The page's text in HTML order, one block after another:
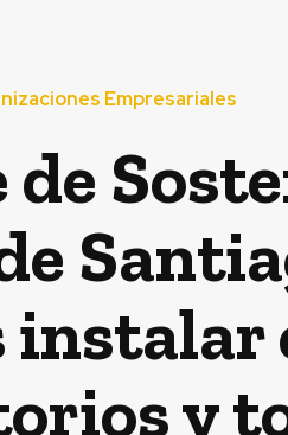
Empresariales
instalar
y